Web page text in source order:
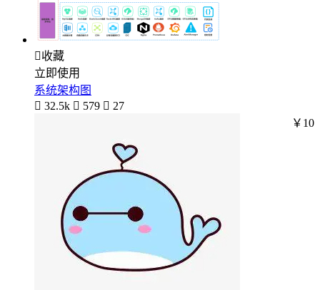
收藏
立即使用
系统架构图
 32.5k  579  27
￥10